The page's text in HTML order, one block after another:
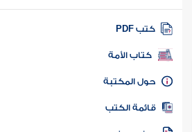
كتب PDF
كتاب الأمة
المكتبة